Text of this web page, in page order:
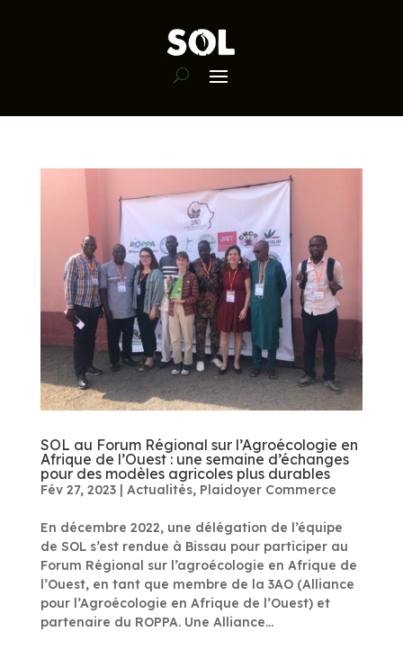
SOL au Forum Régional sur l’Agroécologie en
Afrique de l’Ouest : une semaine d’échanges
pour des modèles agricoles plus durables
Fév 27, 2023| Actualités, Plaidoyer Commerce
En décembre 2022, une délégation de l’équipe
de SOL s’est rendue à Bissau pour participer au
Forum Régional sur l’agroécologie en Afrique de
l’Ouest, en tant que membre de la 3AO (Alliance
pour l’Agroécologie en Afrique de l’Ouest) et
partenaire du ROPPA. Une Alliance...